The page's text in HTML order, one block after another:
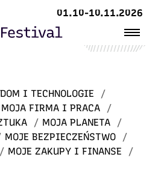
01.10-10.11.2026
I TECHNOLOGIE
/
MOJA FIRMA I PRACA
/
/ MOJA PLANETA
/
MOJE BEZPIECZEŃSTWO
/
/ MOJE ZAKUPY I FINANSE
/